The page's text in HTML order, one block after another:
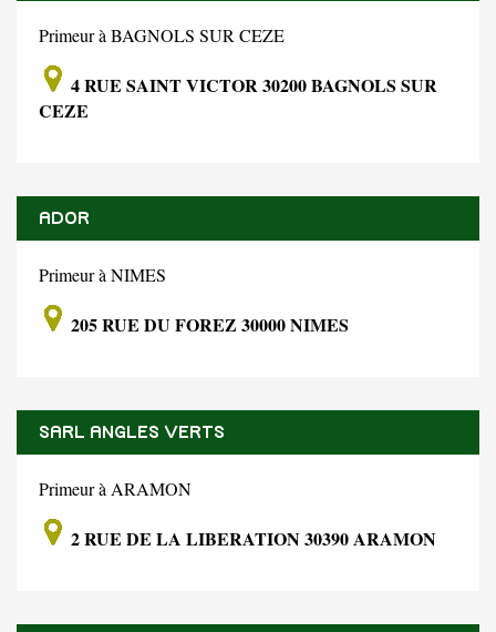
Primeur à BAGNOLS SUR CEZE
4 RUE SAINT VICTOR 30200 BAGNOLS SUR
CEZE
ADOR
Primeur à NIMES
205 RUE DU FOREZ 30000 NIMES
SARL ANGLES VERTS
Primeur à ARAMON
2 RUE DE LA LIBERATION 30390 ARAMON